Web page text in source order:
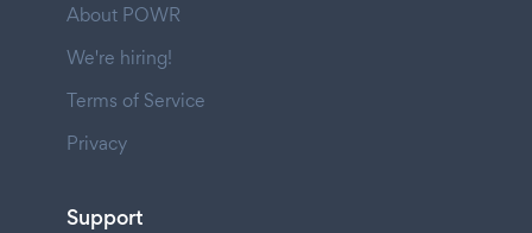
About POWR
We're hiring!
Terms of Service
Privacy
Support